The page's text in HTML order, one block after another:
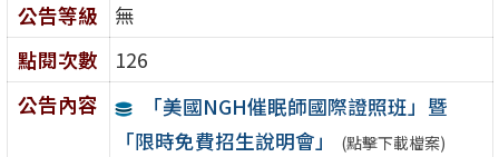
公告等級
無
點閱次數
126
公告內容
「美國NGH催眠師國際證照班」暨
「限時免費招生說明會」
(點擊下載檔案)